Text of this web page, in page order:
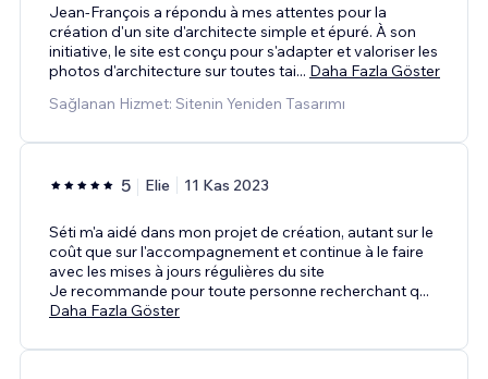
Jean-François a répondu à mes attentes pour la
création d'un site d'architecte simple et épuré. À son
initiative, le site est conçu pour s'adapter et valoriser les
photos d'architecture sur toutes tai... Daha Fazla Göster
Sağlanan Hizmet: Sitenin Yeniden Tasarımı
5 Elie 11 Kas 2023
Séti m'a aidé dans mon projet de création, autant sur le
coût que sur l'accompagnement et continue à le faire
avec les mises à jours régulières du site
Je recommande pour toute personne recherchant q...
Daha Fazla Göster